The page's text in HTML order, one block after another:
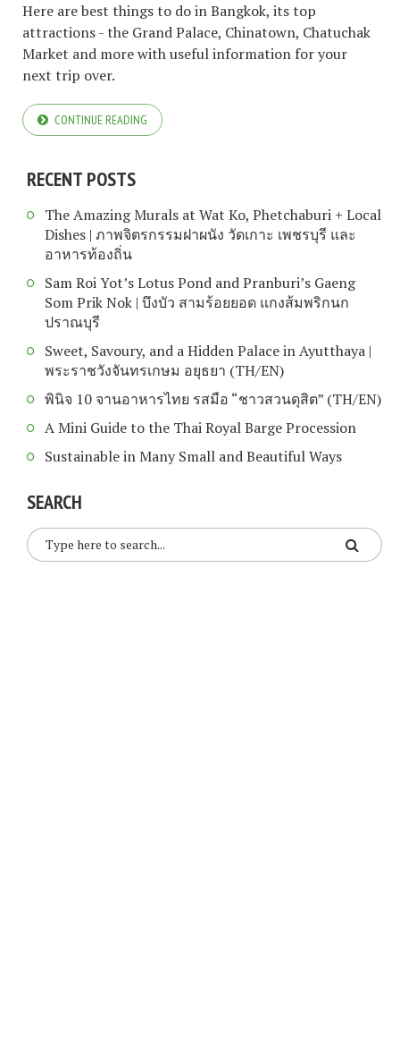
Here are best things to do in Bangkok, its top
attractions - the Grand Palace, Chinatown, Chatuchak
Market and more with useful information for your
next trip over.
CONTINUE READING
RECENT POSTS
The Amazing Murals at Wat Ko, Phetchaburi + Local
Dishes | ภาพจิตรกรรมฝาผนัง วัดเกาะ เพชรบุรี และ
อาหารท้องถิ่น
Sam Roi Yot’s Lotus Pond and Pranburi’s Gaeng
Som Prik Nok | บึงบัว สามร้อยยอด แกงส้มพริกนก
ปราณบุรี
Sweet, Savoury, and a Hidden Palace in Ayutthaya |
พระราชวังจันทรเกษม อยุธยา (TH/EN)
พินิจ 10 จานอาหารไทย รสมือ “ชาวสวนดุสิต” (TH/EN)
A Mini Guide to the Thai Royal Barge Procession
Sustainable in Many Small and Beautiful Ways
SEARCH